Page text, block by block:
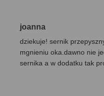
joanna
dziekuje! sernik
mgnieniu oka.dawno nie
sernika a w dodatku tak